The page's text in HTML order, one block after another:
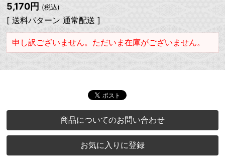
5,170円 (税込)
[ 送料パターン 通常配送 ]
申し訳ございません。ただいま在庫がございません。
商品についてのお問い合わせ
お気に入りに登録